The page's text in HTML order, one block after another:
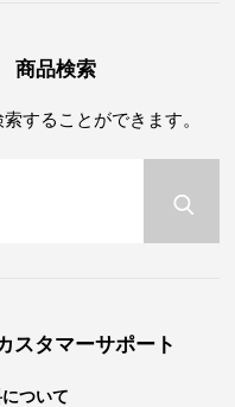
商品検索
することができます。
スタマーサポート
ついて